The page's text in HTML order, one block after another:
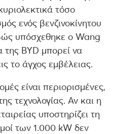
τόσο
ενός βενζινοκίνητου
υπόσχεθηκε ο Wang
της BYD μπορεί να
το άγχος εμβέλειας.
είναι περιορισμένες,
τεχνολογίας. Αν και η
υποστηρίζει τη
των 1.000 kW δεν